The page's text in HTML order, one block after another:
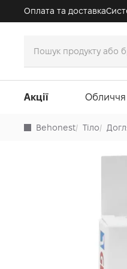
Оплата та доставка
Акції Обличчя
Behonest/ Тіло/